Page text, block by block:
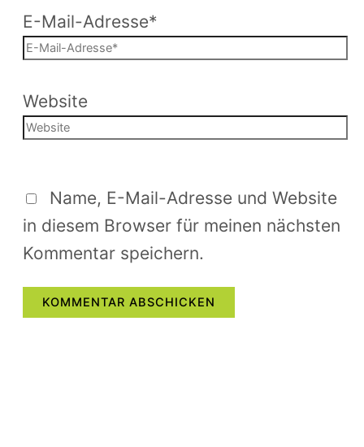
E-Mail-Adresse*
Website
Name, E-Mail-Adresse und Website
in diesem Browser für meinen nächsten
Kommentar speichern.